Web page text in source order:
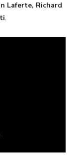
Laferte, Richard
.